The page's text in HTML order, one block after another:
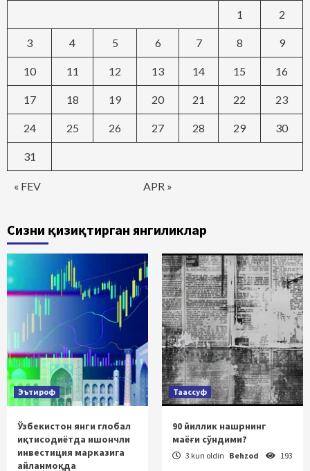
« FEV APR »
1 2
3 4 5 6 7 8 9
10 11 12 13 14 15 16
17 18 19 20 21 22 23
24 25 26 27 28 29 30
31
Сизни қизиқтирган янгиликлар
Эътироф
Ўзбекистон янги глобал
иқтисодиётда ишончли
инвестиция марказига
айланмоқда
Таассуф
90 йиллик нашрнинг
маёғи сўндими?
3 kun oldin Behzod 193